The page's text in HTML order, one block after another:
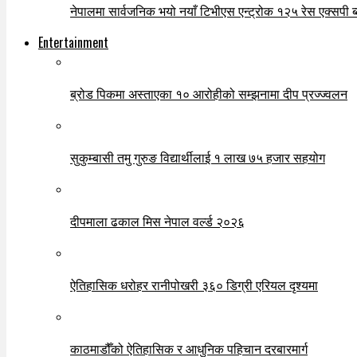
नेपालमा सार्वजनिक भयो नयाँ टिभीएस एन्ट्रोक १२५ रेस एक्सपी
Entertainment
ब्रोड पिकमा अस्ताएका १० आरोहीको सम्झनामा दीप प्रज्ज्वलन
सुकुम्बासी तमु गुरुङ विद्यार्थीलाई १ लाख ७५ हजार सहयोग
दीपमाला ढकाल मिस नेपाल वर्ल्ड २०२६
ऐतिहासिक धरोहर रानीपोखरी ३६० डिग्री एरियल दृश्यमा
काठमाडौँको ऐतिहासिक र आधुनिक पहिचान दरबारमार्ग